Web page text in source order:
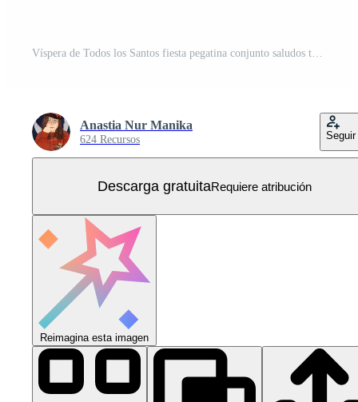
Víspera de Todos los Santos fiesta pegatina conjunto saludos tarjeta diseño escalofriante de miedo linda ojo fantasma vela Vector Gratis
Anastia Nur Manika
624 Recursos Seguir
Descarga gratuitaRequiere atribución
Reimagina esta imagen